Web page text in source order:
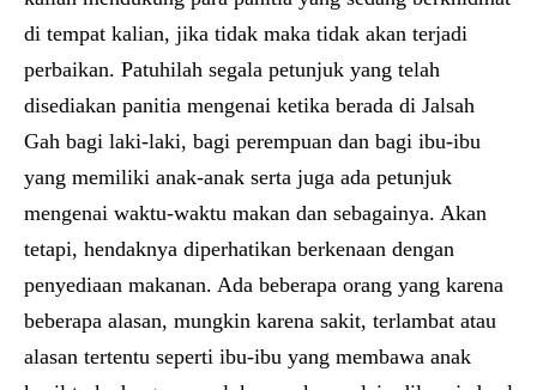
di tempat kalian, jika tidak maka tidak akan terjadi
perbaikan. Patuhilah segala petunjuk yang telah
disediakan panitia mengenai ketika berada di Jalsah
Gah bagi laki-laki, bagi perempuan dan bagi ibu-ibu
yang memiliki anak-anak serta juga ada petunjuk
mengenai waktu-waktu makan dan sebagainya. Akan
tetapi, hendaknya diperhatikan berkenaan dengan
penyediaan makanan. Ada beberapa orang yang karena
beberapa alasan, mungkin karena sakit, terlambat atau
alasan tertentu seperti ibu-ibu yang membawa anak